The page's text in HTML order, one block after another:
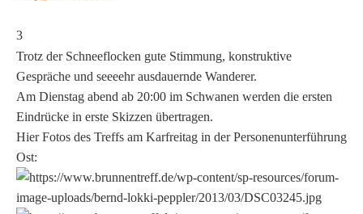
3
Trotz der Schneeflocken gute Stimmung, konstruktive
Gespräche und seeeehr ausdauernde Wanderer.
Am Dienstag abend ab 20:00 im Schwanen werden die ersten
Eindrücke in erste Skizzen übertragen.
Hier Fotos des Treffs am Karfreitag in der Personenunterführung
Ost: